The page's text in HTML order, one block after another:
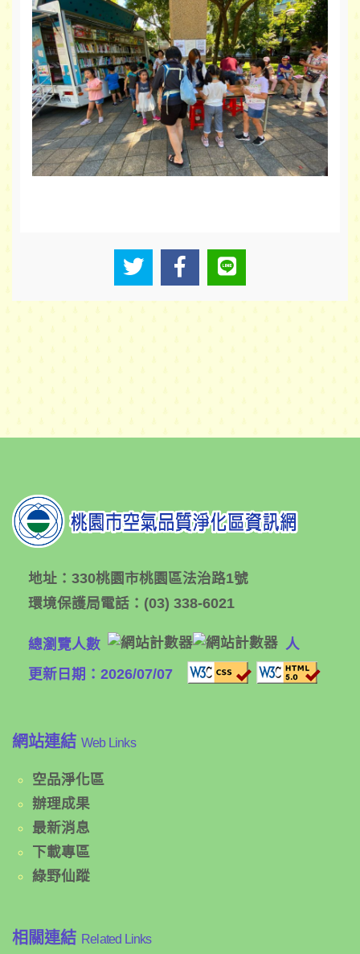
地址： 330桃園市桃園區法治路1號
環境保護局電話： (03) 338-6021
總瀏覽人數
人
更新日期：2026/07/07
網站連結 Web Links
空品淨化區
辦理成果
最新消息
下載專區
綠野仙蹤
相關連結 Related Links